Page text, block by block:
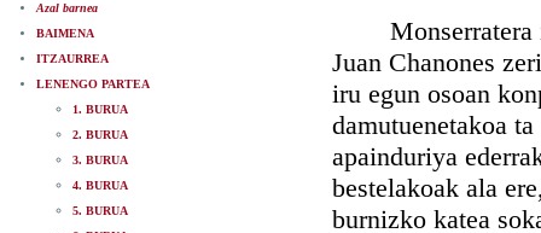
Azal barnea
BAIMENA
ITZAURREA
LENENGO PARTEA
1. BURUA
2. BURUA
3. BURUA
4. BURUA
5. BURUA
Monserratera
Juan Chanones
iru egun osoan
damutuenetakoa
apainduriya
bestelakoak ala
burnizko katea